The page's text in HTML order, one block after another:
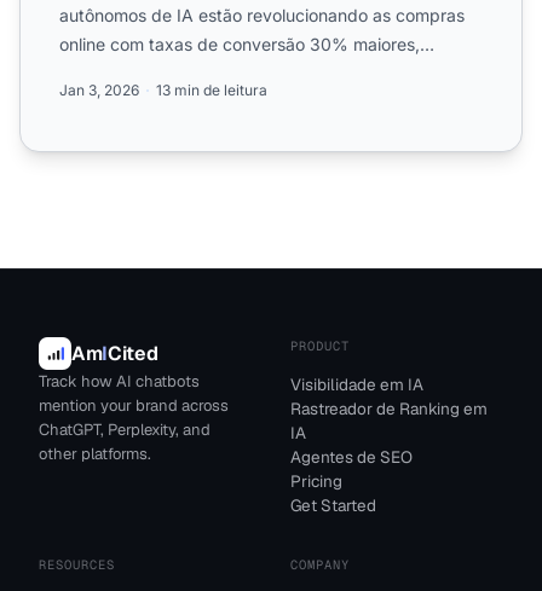
autônomos de IA estão revolucionando as compras
online com taxas de conversão 30% maiores,
Jan 3, 2026 13 min de leitura
AmICited
Track how AI chatbots
mention your brand across
ChatGPT, Perplexity, and
other platforms.
PRODUCT
Visibilidade em IA
Rastreador de Ranking em
IA
Agentes de SEO
Pricing
Get Started
RESOURCES COMPANY